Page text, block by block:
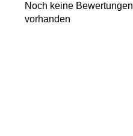
Noch keine Bewertungen
vorhanden